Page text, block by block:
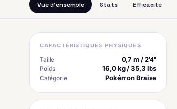
Vue d'ensemble Stats Efficacité
CARACTÉRISTIQUES PHYSIQUES
Taille 0,7 m / 2'4"
Poids 16,0 kg / 35,3 lbs
Catégorie Pokémon Braise